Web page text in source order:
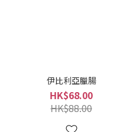
伊比利亞臘腸
HK$68.00
HK$88.00